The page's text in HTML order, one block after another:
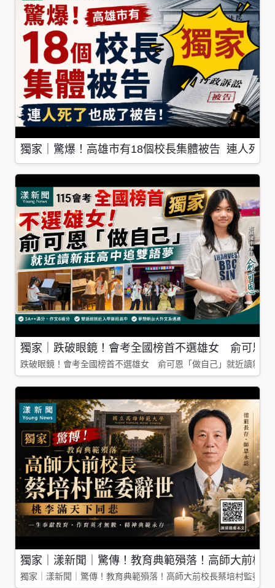
獨家｜驚爆！高雄市有18個校長集體被告 連人死了
獨家｜跌破眼鏡！會考全國榜首不選雄女 俞可恩
跌破眼鏡！會考全國榜首不選雄女 俞可恩「做自己」就近讀新莊
獨家｜漾新聞｜驚傳！教育典範殞落！高師大前校
獨家｜漾新聞｜驚傳！教育典範殞落！高師大前校長蔡培村監委